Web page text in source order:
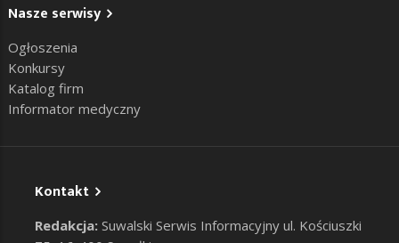
Nasze serwisy
Ogłoszenia
Konkursy
Katalog firm
Informator medyczny
Kontakt
Redakcja: Suwalski Serwis Informacyjny ul. Kościuszki